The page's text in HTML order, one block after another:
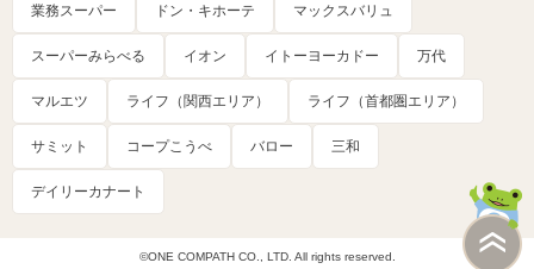
業務スーパー ドン・キホーテ マックスバリュ
スーパーみらべる イオン イトーヨーカドー 万代
マルエツ ライフ（関西エリア） ライフ（首都圏エリア）
サミット コープこうべ バロー 三和
デイリーカナート
©ONE COMPATH CO., LTD. All rights reserved.